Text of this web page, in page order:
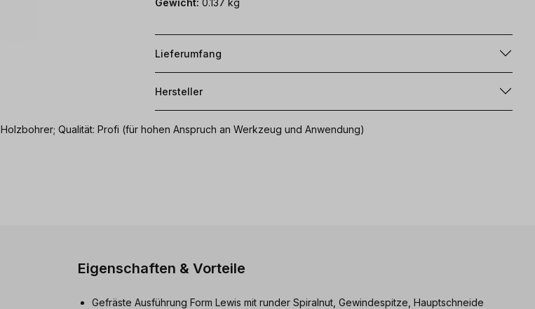
Lieferumfang
Hersteller
Holzbohrer; Qualität: Profi (für hohen Anspruch an Werkzeug und Anwendung)
Eigenschaften & Vorteile
Gefräste Ausführung Form Lewis mit runder Spiralnut, Gewindespitze, Hauptschneide